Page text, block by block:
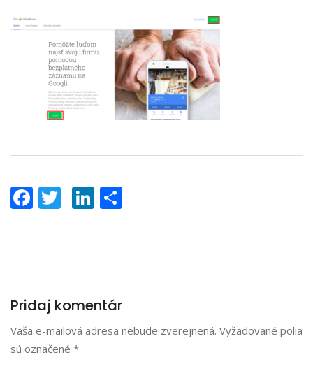
Facebook
TwitterLinkedIn
Pridaj komentár
Vaša e-mailová adresa nebude zverejnená. Vyžadované polia
sú označené *